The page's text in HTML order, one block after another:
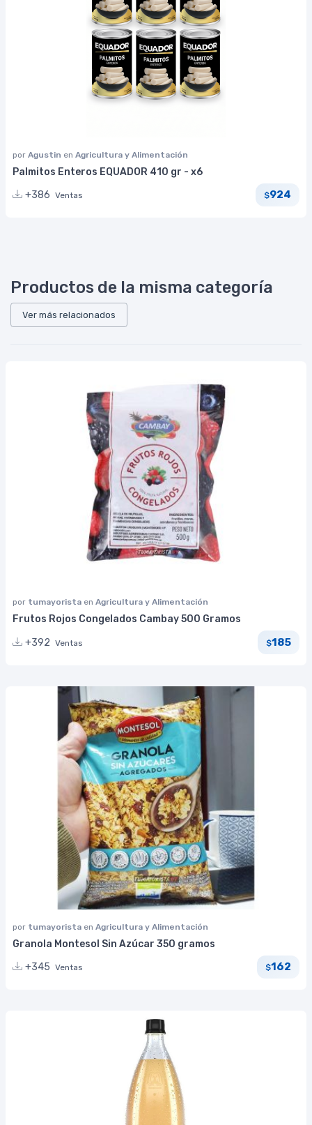
por Agustin en Agricultura y Alimentación
Palmitos Enteros EQUADOR 410 gr - x6
+386 Ventas $924
Productos de la misma categoría
Ver más relacionados
por tumayorista en Agricultura y Alimentación
Frutos Rojos Congelados Cambay 500 Gramos
+392 Ventas $185
por tumayorista en Agricultura y Alimentación
Granola Montesol Sin Azúcar 350 gramos
+345 Ventas $162